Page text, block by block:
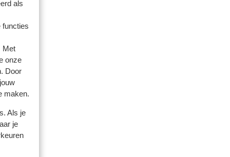
als
functies
Met
onze
Door
maken.
Als je
je